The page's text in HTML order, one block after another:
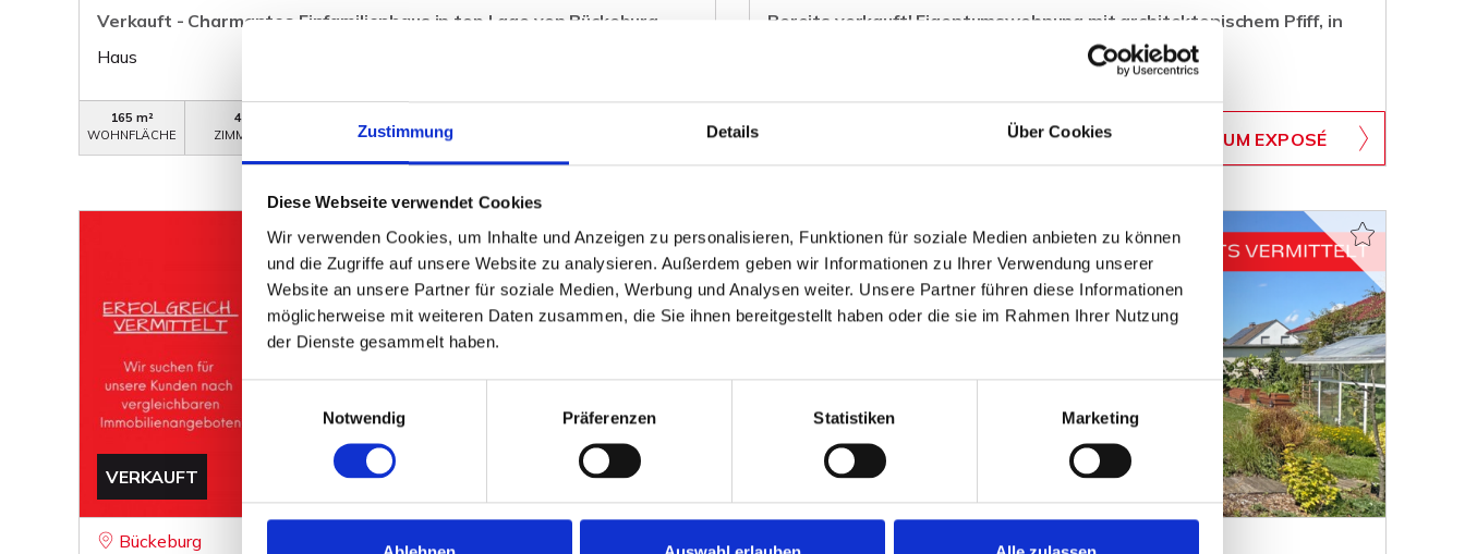
Zustimmung Details Über Cookies
Diese Webseite verwendet Cookies
Wir verwenden Cookies, um Inhalte und Anzeigen zu personalisieren, Funktionen für soziale Medien anbieten zu können
und die Zugriffe auf unsere Website zu analysieren. Außerdem geben wir Informationen zu Ihrer Verwendung unserer
Website an unsere Partner für soziale Medien, Werbung und Analysen weiter. Unsere Partner führen diese Informationen
möglicherweise mit weiteren Daten zusammen, die Sie ihnen bereitgestellt haben oder die sie im Rahmen Ihrer Nutzung
der Dienste gesammelt haben.
Notwendig
Präferenzen Statistiken Marketing
Verkauft - Charmantes Einfamilienhaus in top Lage von Bückeburg
Haus
165 m²
WOHNFLÄCHE
4
ZIMMER
OBJEKTNUMMER
Bereits verkauft! Eigentumswohnung mit architektonischem Pfiff, in
WB-413
ZUM EXPOSÉ
VERKAUFT
Bückeburg
VERKAUFT